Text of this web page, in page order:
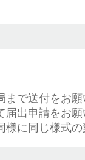
まで送付をお
届出申請をお
様に同じ様式